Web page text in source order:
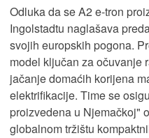
Odluka da se A2 e-tron
Ingolstadtu naglašava
svojih europskih pogona.
model ključan za očuvanje
jačanje domaćih korijena
elektrifikacije. Time se
proizvedena u Njemačkoj"
globalnom tržištu